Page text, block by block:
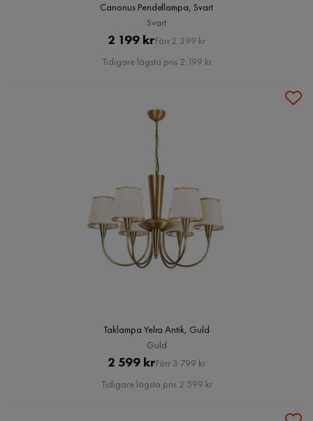
Canonus Pendellampa, Svart
Svart
Pris
2 199 krOriginal
Pris
Förr 2 399 kr
Tidigare lägsta pris 2 199 kr
Taklampa Yelra Antik, Guld
Guld
Pris
2 599 krOriginal
Pris
Förr 3 799 kr
Tidigare lägsta pris 2 599 kr